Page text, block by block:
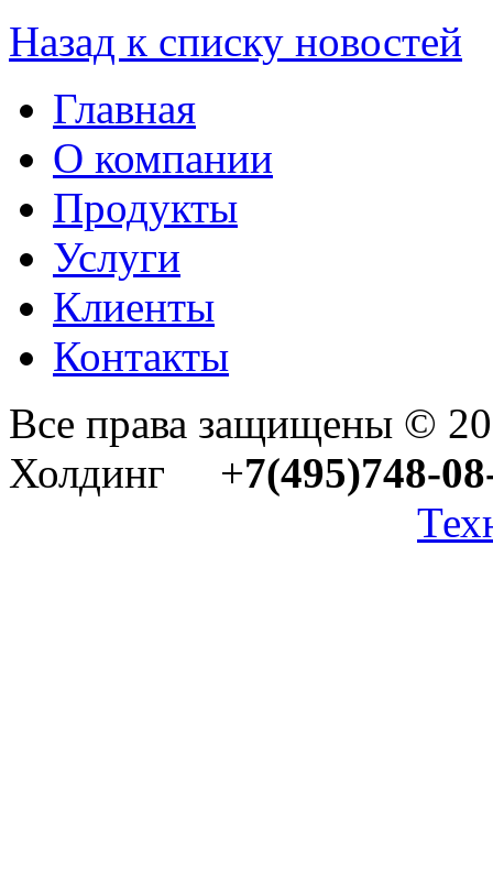
Назад к списку новостей
Главная
О компании
Продукты
Услуги
Клиенты
Контакты
Все права защищены ©
Холдинг +7(495)748-